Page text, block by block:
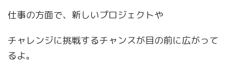
仕事の方面で、新しいプロジェクトや
チャレンジに挑戦するチャンスが目の前に広がって
るよ。